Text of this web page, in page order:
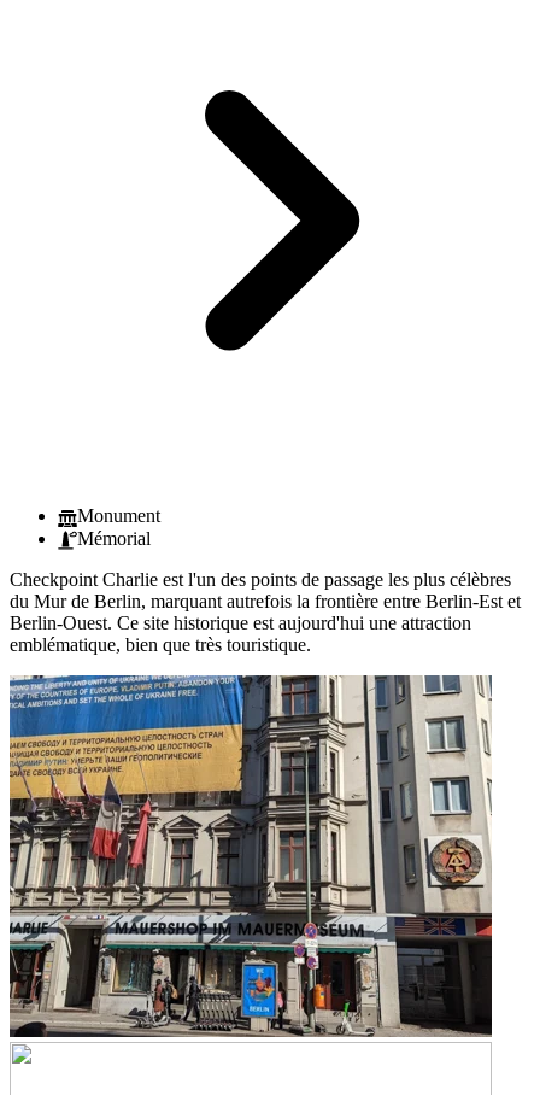
Monument
Mémorial
Checkpoint Charlie est l'un des points de passage les plus célèbres
du Mur de Berlin, marquant autrefois la frontière entre Berlin-Est et
Berlin-Ouest. Ce site historique est aujourd'hui une attraction
emblématique, bien que très touristique.